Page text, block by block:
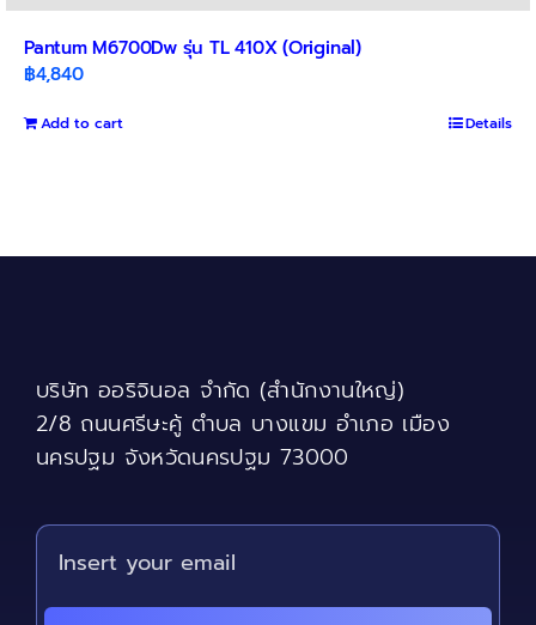
Pantum M6700Dw รุ่น TL 410X (Original)
฿4,840
Add to cart Details
บริษัท ออริจินอล จำกัด (สำนักงานใหญ่)
2/8 ถนนศรีษะคู้ ตำบล บางแขม อำเภอ เมือง
นครปฐม จังหวัดนครปฐม 73000